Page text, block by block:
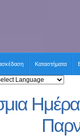
Καταστήματα
Ημέρα